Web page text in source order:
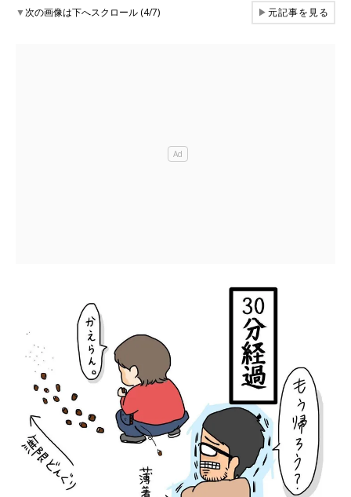
▼次の画像は下へスクロール (4/7) ▶元記事を見る